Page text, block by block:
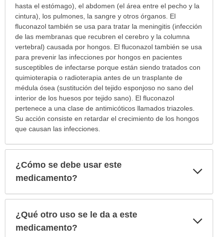
enfermedades
prescribe
este
medicamento?
sido
extendido.
hasta el estómago), el abdomen (el área entre el pecho y la
cintura), los pulmones, la sangre y otros órganos. El
fluconazol también se usa para tratar la meningitis (infección
de las membranas que recubren el cerebro y la columna
vertebral) causada por hongos. El fluconazol también se usa
para prevenir las infecciones por hongos en pacientes
susceptibles de infectarse porque están siendo tratados con
quimioterapia o radioterapia antes de un trasplante de
médula ósea (sustitución del tejido esponjoso no sano del
interior de los huesos por tejido sano). El fluconazol
pertenece a una clase de antimicóticos llamados triazoles.
Su acción consiste en retardar el crecimiento de los hongos
que causan las infecciones.
¿Cómo se debe usar este
medicamento?
¿Qué otro uso se le da a este
medicamento?